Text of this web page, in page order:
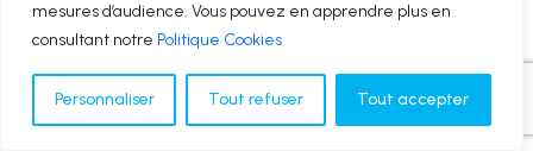
mesures d’audience. Vous pouvez en apprendre plus en
consultant notre Politique Cookies
Personnaliser Tout refuser Tout accepter